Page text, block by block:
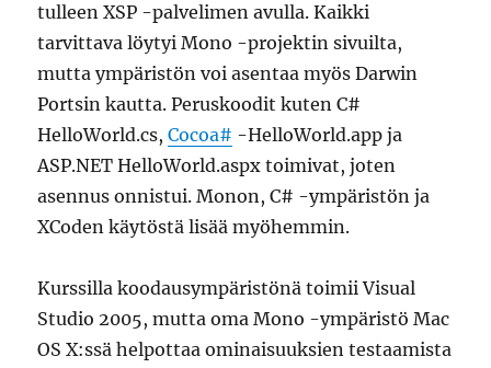
tulleen XSP -palvelimen avulla. Kaikki
tarvittava löytyi Mono -projektin sivuilta,
mutta ympäristön voi asentaa myös Darwin
Portsin kautta. Peruskoodit kuten C#
HelloWorld.cs,Cocoa# -HelloWorld.app ja
ASP.NET HelloWorld.aspx toimivat, joten
asennus onnistui. Monon, C# -ympäristön ja
XCoden käytöstä lisää myöhemmin.
Kurssilla koodausympäristönä toimii Visual
Studio 2005, mutta oma Mono -ympäristö Mac
OS X:ssä helpottaa ominaisuuksien testaamista